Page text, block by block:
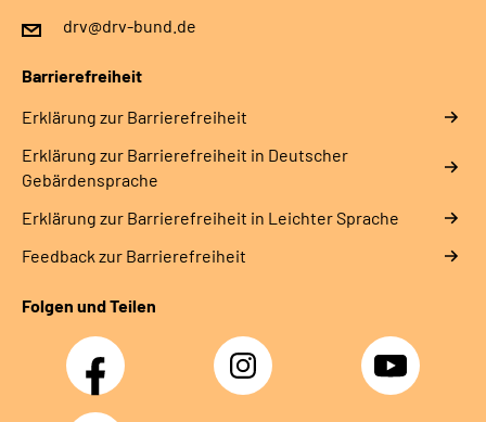
drv@drv-bund.de
Barrierefreiheit
Erklärung zur Barrierefreiheit
Erklärung zur Barrierefreiheit in Deutscher
Gebärdensprache
Erklärung zur Barrierefreiheit in Leichter Sprache
Feedback zur Barrierefreiheit
Folgen und Teilen
Facebook Instagram YouTube